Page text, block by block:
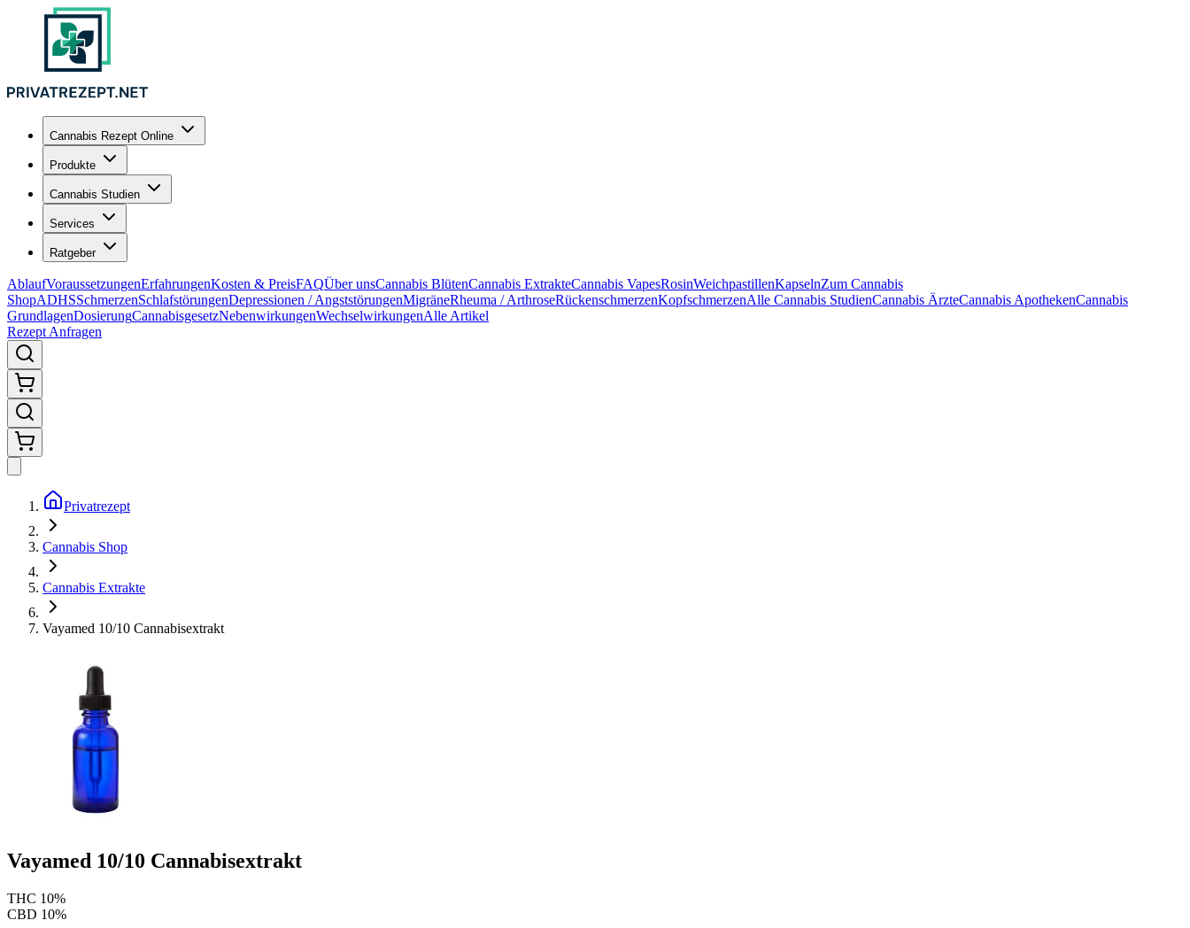
Cannabis Rezept Online
Produkte
Cannabis Studien
Services
Ratgeber
AblaufVoraussetzungenErfahrungenKosten & PreisFAQÜber unsCannabis BlütenCannabis ExtrakteCannabis VapesRosinWeichpastillenKapselnZum Cannabis
ShopADHSSchmerzenSchlafstörungenDepressionen / AngststörungenMigräneRheuma / ArthroseRückenschmerzenKopfschmerzenAlle Cannabis StudienCannabis ÄrzteCannabis ApothekenCannabis
GrundlagenDosierungCannabisgesetzNebenwirkungenWechselwirkungenAlle Artikel
Rezept Anfragen
Privatrezept
Cannabis Shop
Cannabis Extrakte
Vayamed 10/10 Cannabisextrakt
Vayamed 10/10 Cannabisextrakt
THC 10%
CBD 10%